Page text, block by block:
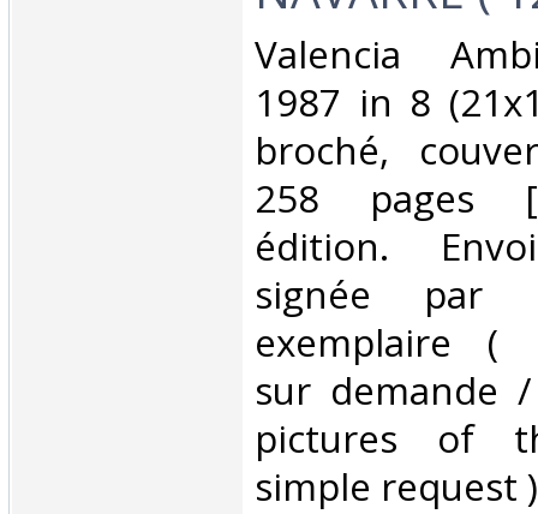
‎Valencia
1987 in 8
broché,
258 pages
édition.
signée par
exemplaire (
sur demande
pictures of
simple request